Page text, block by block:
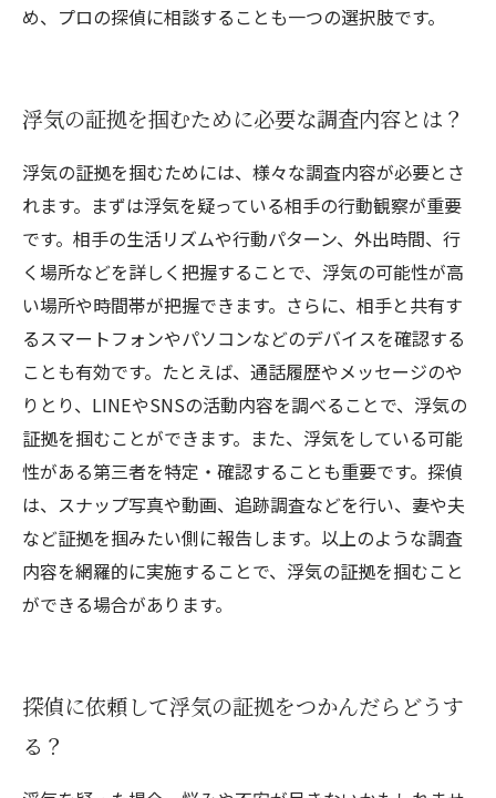
め、プロの探偵に相談することも一つの選択肢です。
浮気の証拠を掴むために必要な調査内容とは？
浮気の証拠を掴むためには、様々な調査内容が必要とさ
れます。まずは浮気を疑っている相手の行動観察が重要
です。相手の生活リズムや行動パターン、外出時間、行
く場所などを詳しく把握することで、浮気の可能性が高
い場所や時間帯が把握できます。さらに、相手と共有す
るスマートフォンやパソコンなどのデバイスを確認する
ことも有効です。たとえば、通話履歴やメッセージのや
りとり、LINEやSNSの活動内容を調べることで、浮気の
証拠を掴むことができます。また、浮気をしている可能
性がある第三者を特定・確認することも重要です。探偵
は、スナップ写真や動画、追跡調査などを行い、妻や夫
など証拠を掴みたい側に報告します。以上のような調査
内容を網羅的に実施することで、浮気の証拠を掴むこと
ができる場合があります。
探偵に依頼して浮気の証拠をつかんだらどうす
る？